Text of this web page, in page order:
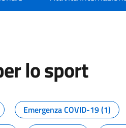
lo sport
dal
Emergenza COVID-19 (1)